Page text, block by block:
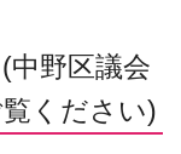
野区議会
ください)